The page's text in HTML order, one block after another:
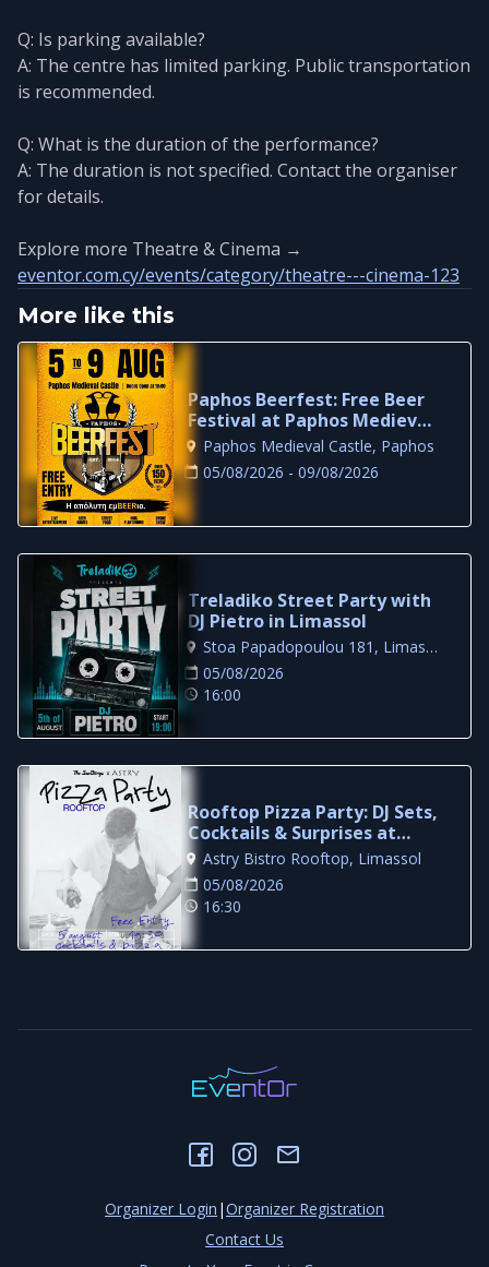
Q: Is parking available?
A: The centre has limited parking. Public transportation
is recommended.
Q: What is the duration of the performance?
A: The duration is not specified. Contact the organiser
for details.
Explore more Theatre & Cinema →
eventor.com.cy/events/category/theatre---cinema-123
More like this
Paphos Beerfest: Free Beer
Festival at Paphos Medieval
Castle
Paphos Medieval Castle, Paphos
05/08/2026 - 09/08/2026
Treladiko Street Party with
DJ Pietro in Limassol
Stoa Papadopoulou 181, Limassol
05/08/2026
16:00
Rooftop Pizza Party: DJ Sets,
Cocktails & Surprises at
Astry Bistro
Astry Bistro Rooftop, Limassol
05/08/2026
16:30
Organizer Login |Organizer Registration
Contact Us